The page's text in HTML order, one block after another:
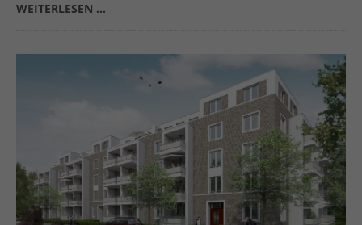
WEITERLESEN …